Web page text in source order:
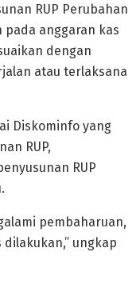
RUP Perubahan
pada anggaran kas
dengan
atau terlaksana
Diskominfo yang
RUP,
RUP
pembaharuan,
ungkap